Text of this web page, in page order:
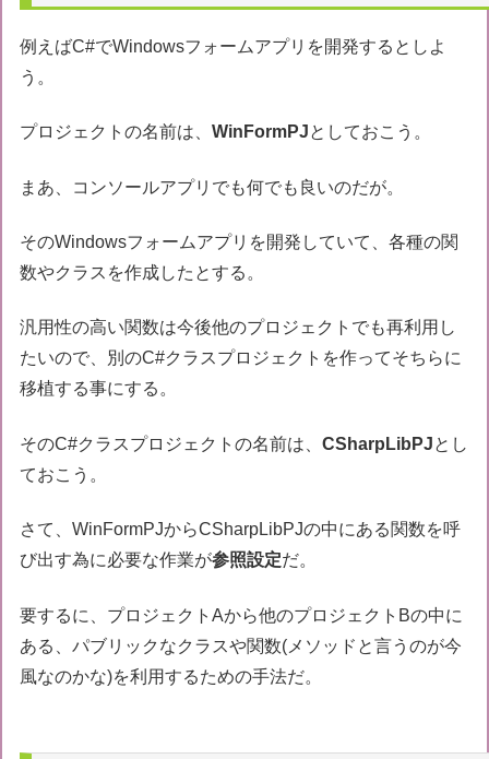
例えばC#でWindowsフォームアプリを開発するとしよ
う。
プロジェクトの名前は、WinFormPJとしておこう。
まあ、コンソールアプリでも何でも良いのだが。
そのWindowsフォームアプリを開発していて、各種の関
数やクラスを作成したとする。
汎用性の高い関数は今後他のプロジェクトでも再利用し
たいので、別のC#クラスプロジェクトを作ってそちらに
移植する事にする。
そのC#クラスプロジェクトの名前は、CSharpLibPJとし
ておこう。
さて、WinFormPJからCSharpLibPJの中にある関数を呼
び出す為に必要な作業が参照設定だ。
要するに、プロジェクトAから他のプロジェクトBの中に
ある、パブリックなクラスや関数(メソッドと言うのが今
風なのかな)を利用するための手法だ。